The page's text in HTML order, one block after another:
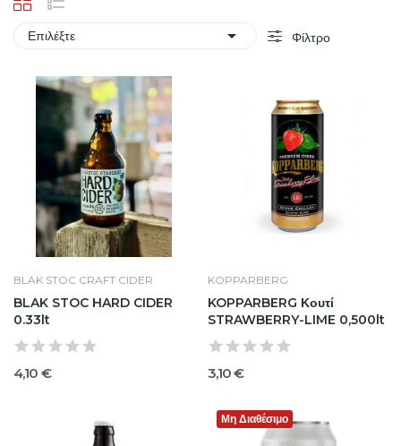
Επιλέξτε  Φίλτρο
BLAK STOC CRAFT CIDER
BLAK STOC HARD CIDER
0.33lt
4,10 €
KOPPARBERG
KOPPARBERG Κουτί
STRAWBERRY-LIME 0,500lt
3,10 €
Μη Διαθέσιμο